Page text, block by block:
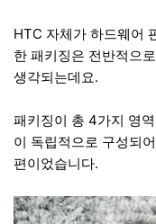
HTC 자체가 하드웨어
한 패키징은 전반적으
생각되는데요.
패키징이 총 4가지 영
이 독립적으로 구성되
편이었습니다.